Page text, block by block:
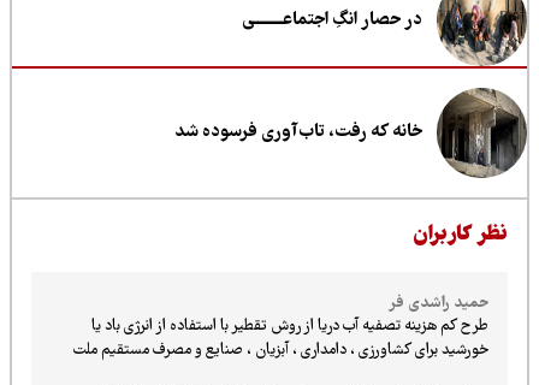
در حصار انگِ اجتماعــــــــی
خانه که رفت، تاب‌آوری فرسوده شد
کاربران
حمید راشدی فر
طرح کم هزینه تصفیه آب دریا از روش تقطیر با استفاده از انرژی باد یا
خورشید برای کشاورزی ، دامداری ، آبزیان ، صنایع و مصرف مستقیم ملت